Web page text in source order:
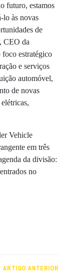
futuro, estamos
lo às novas
de
CEO da
estratégico
e serviços
automóvel,
de novas
Vehicle
em três
da divisão:
no
ARTIGO ANTERIOR